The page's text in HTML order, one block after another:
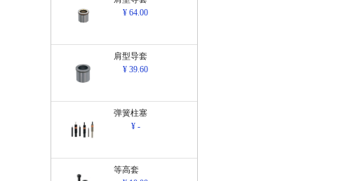
¥ 64.00
肩型导套
¥ 39.60
弹簧柱塞
¥ -
等高套